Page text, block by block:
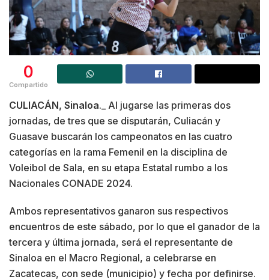
0
Compartido
CULIACÁN, Sinaloa._ Al jugarse las primeras dos
jornadas, de tres que se disputarán, Culiacán y
Guasave buscarán los campeonatos en las cuatro
categorías en la rama Femenil en la disciplina de
Voleibol de Sala, en su etapa Estatal rumbo a los
Nacionales CONADE 2024.
Ambos representativos ganaron sus respectivos
encuentros de este sábado, por lo que el ganador de la
tercera y última jornada, será el representante de
Sinaloa en el Macro Regional, a celebrarse en
Zacatecas, con sede (municipio) y fecha por definirse.